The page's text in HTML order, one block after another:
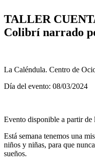
TALLER
Colibrí narrado
La Caléndula. Centro de
Día del evento: 08/03/2024
Evento disponible a partir de
Está semana tenemos una
niños y niñas, para que
sueños.